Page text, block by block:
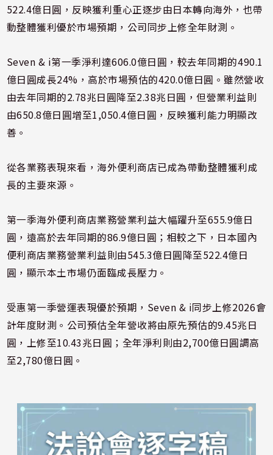
522.4億日圓，反映獲利重心正逐步由日本轉向海外，也帶
動整體獲利優於市場預期，公司同步上修全年財測。
Seven & i第一季淨利達606.0億日圓，較去年同期的490.1
億日圓成長24%，高於市場預估的420.0億日圓。雖然營收
由去年同期的2.78兆日圓降至2.38兆日圓，但營業利益則
由650.8億日圓增至1,050.4億日圓，反映獲利能力明顯改
善。
從各業務表現來看，海外便利商店已成為帶動整體獲利成
長的主要來源。
第一季海外便利商店業務營業利益大幅躍升至655.9億日
圓，遠高於去年同期的86.9億日圓；相較之下，日本國內
便利商店業務營業利益則由545.3億日圓降至522.4億日
圓，顯示本土市場仍面臨成長壓力。
受惠第一季營運表現優於預期，Seven & i同步上修2026會
計年度財測。公司預估全年營收將由原先預估的9.45兆日
圓，上修至10.43兆日圓；全年淨利則由2,700億日圓調高
至2,780億日圓。